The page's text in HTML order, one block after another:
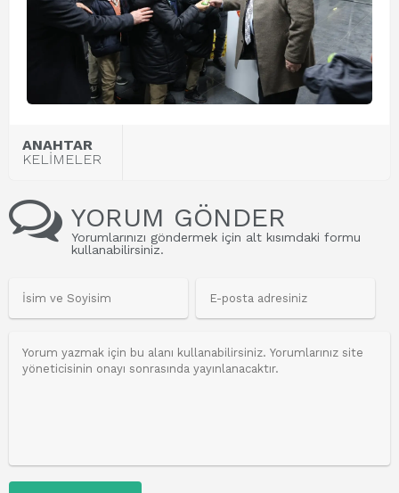
ANAHTAR
KELİMELER
YORUM GÖNDER
Yorumlarınızı göndermek için alt kısımdaki formu
kullanabilirsiniz.